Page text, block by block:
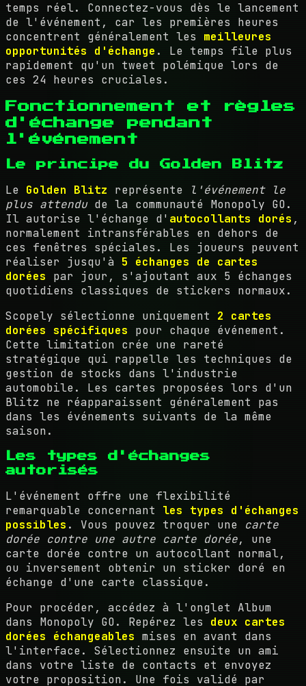
temps réel. Connectez-vous dès le lancement
de l'événement, car les premières heures
concentrent généralement les meilleures
opportunités d'échange . Le temps file plus
rapidement qu'un tweet polémique lors de
ces 24 heures cruciales.
Fonctionnement et règles
d'échange pendant
l'événement
Le principe du Golden Blitz
Le Golden Blitz représente
l'événement le
plus attendude la communauté Monopoly GO.
Il autorise l'échange d' autocollants dorés ,
normalement intransférables en dehors de
ces fenêtres spéciales. Les joueurs peuvent
réaliser jusqu'à 5 échanges de cartes
dorées par jour, s'ajoutant aux 5 échanges
quotidiens classiques de stickers normaux.
Scopely sélectionne uniquement 2 cartes
dorées spécifiques pour chaque événement.
Cette limitation crée une rareté
stratégique qui rappelle les techniques de
gestion de stocks dans l'industrie
automobile. Les cartes proposées lors d'un
Blitz ne réapparaissent généralement pas
dans les événements suivants de la même
saison.
Les types d'échanges
autorisés
L'événement offre une flexibilité
remarquable concernant les types d'échanges
possibles . Vous pouvez troquer une carte
dorée contre une autre carte dorée, une
carte dorée contre un autocollant normal,
ou inversement obtenir un sticker doré en
échange d'une carte classique.
Pour procéder, accédez à l'onglet Album
dans Monopoly GO. Repérez les deux cartes
dorées échangeables mises en avant dans
l'interface. Sélectionnez ensuite un ami
dans votre liste de contacts et envoyez
votre proposition. Une fois validé par